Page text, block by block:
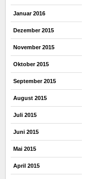
Januar 2016
Dezember 2015
November 2015
Oktober 2015
September 2015
August 2015
Juli 2015
Juni 2015
Mai 2015
April 2015